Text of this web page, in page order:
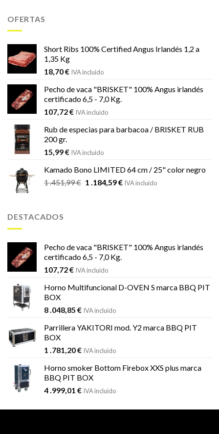
OFERTAS
Short Ribs 100% Certified Angus Irlandés 1,2 a
1,35 Kg
18,70€ IVA incluido
Pecho de vaca "BRISKET" 100% Angus irlandés
certificado 6,5 - 7,0 Kg.
107,72€ IVA incluido
Rub de especias para barbacoa / BRISKET RUB
200 gr.
15,99€ IVA incluido
Kamado Bono LIMITED 64 cm / 25" color negro
1 .451,99€ El
1 .184,59€ElIVA incluido
DESTACADOS
Pecho de vaca "BRISKET" 100% Angus irlandés
certificado 6,5 - 7,0 Kg.
107,72€ IVA incluido
Horno Multifuncional D-OVEN S marca BBQ PIT
BOX
8 .048,85 € IVA incluido
Parrillera YAKITORI mod. Y2 marca BBQ PIT
BOX
1 .781,20€ IVA incluido
Horno smoker Bottom Firebox XXS plus marca
BBQ PIT BOX
4 .999,01 € IVA incluido